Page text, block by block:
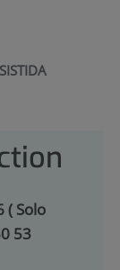
( Solo
53